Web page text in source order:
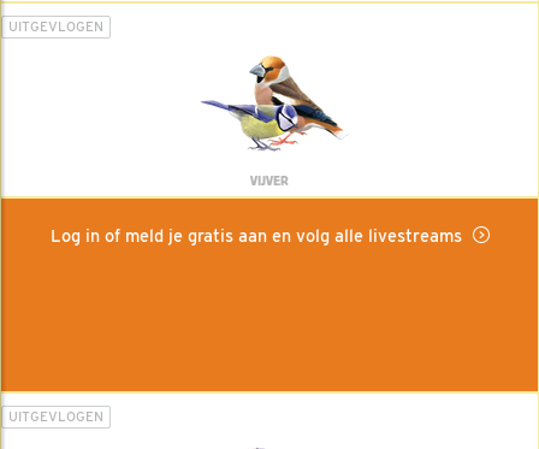
UITGEVLOGEN
VIJVER
Log in of meld je gratis aan en volg alle livestreams
UITGEVLOGEN